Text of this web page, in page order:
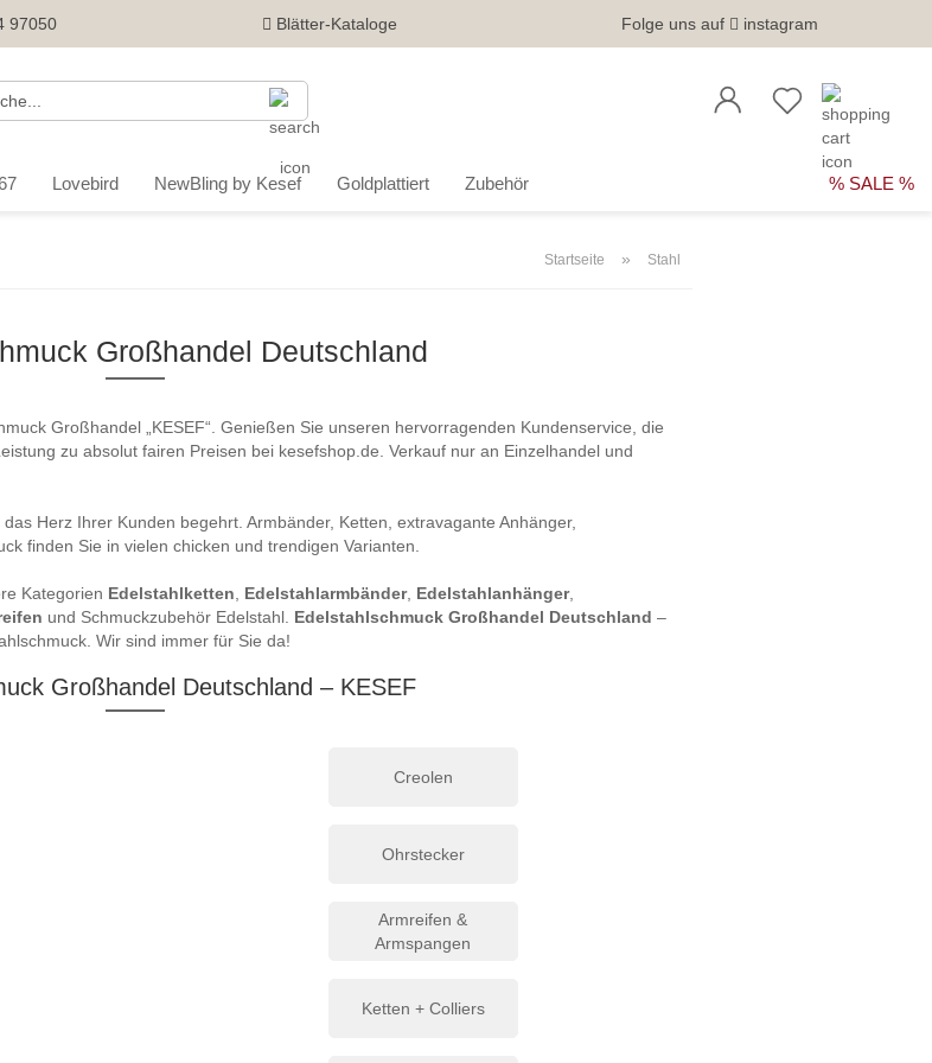
97050 Blätter-Kataloge Folge uns auf instagram
Lovebird NewBling by Kesef Goldplattiert Zubehör % SALE %
Startseite » Stahl
Großhandel Deutschland
Großhandel „KESEF“. Genießen Sie unseren hervorragenden Kundenservice, die
zu absolut fairen Preisen bei kesefshop.de. Verkauf nur an Einzelhandel und
Herz Ihrer Kunden begehrt. Armbänder, Ketten, extravagante Anhänger,
finden Sie in vielen chicken und trendigen Varianten.
Kategorien Edelstahlketten Edelstahlarmbänder, Edelstahlanhänger,
und Schmuckzubehör Edelstahl. Edelstahlschmuck Großhandel Deutschland –
Wir sind immer für Sie da!
Großhandel Deutschland – KESEF
Creolen
Ohrstecker
Armreifen &
Armspangen
Ketten + Colliers